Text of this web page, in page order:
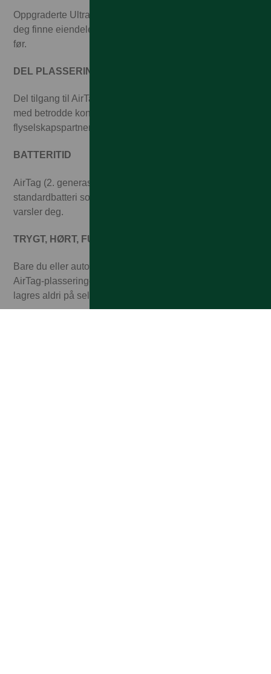
Oppgraderte Ultra Wideband- og Bluetooth‑brikker lar
deg finne eiendelene dine fra enda lengre avstand enn
før.
DEL PLASSERING
Del tilgang til AirTag‑plasseringen midlertidig og sikkert
med betrodde kontakter, tredjeparter eller over 50
flyselskapspartnere hvis du mister noe viktig.
BATTERITID
AirTag (2. generasjon) fungerer i mer enn ett år med et
standardbatteri som du enkelt kan bytte når iPhone
varsler deg.
TRYGT, HØRT, FUNNET
Bare du eller autoriserte brukere kan se
AirTag‑plasseringen din, og posisjonsdata og -historikk
lagres aldri på selve AirTag.